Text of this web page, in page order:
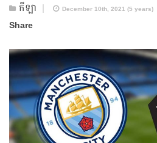
កីឡា December 10th, 2021 (5 years)
Share